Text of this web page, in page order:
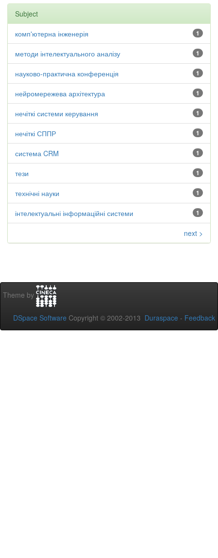
Subject
1
комп'ютерна інженерія
1
методи інтелектуального аналізу
1
науково-практична конференція
1
нейромережева архітектура
1
нечіткі системи керування
1
нечіткі СППР
1
система CRM
1
тези
1
технічні науки
1
інтелектуальні інформаційні системи
next >
Theme by
DSpace Software Copyright © 2002-2013 Duraspace - Feedback